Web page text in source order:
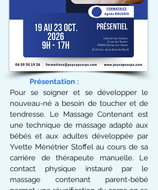
Présentation :
Pour se soigner et se développer le
nouveau-né a besoin de toucher et de
tendresse. Le Massage Contenant est
une technique de massage adapté aux
bébés et aux adultes développée par
Yvette Ménétrier Stoffel au cours de sa
carrière de thérapeute manuelle. Le
contact physique instauré par le
massage contenant parent-bébé